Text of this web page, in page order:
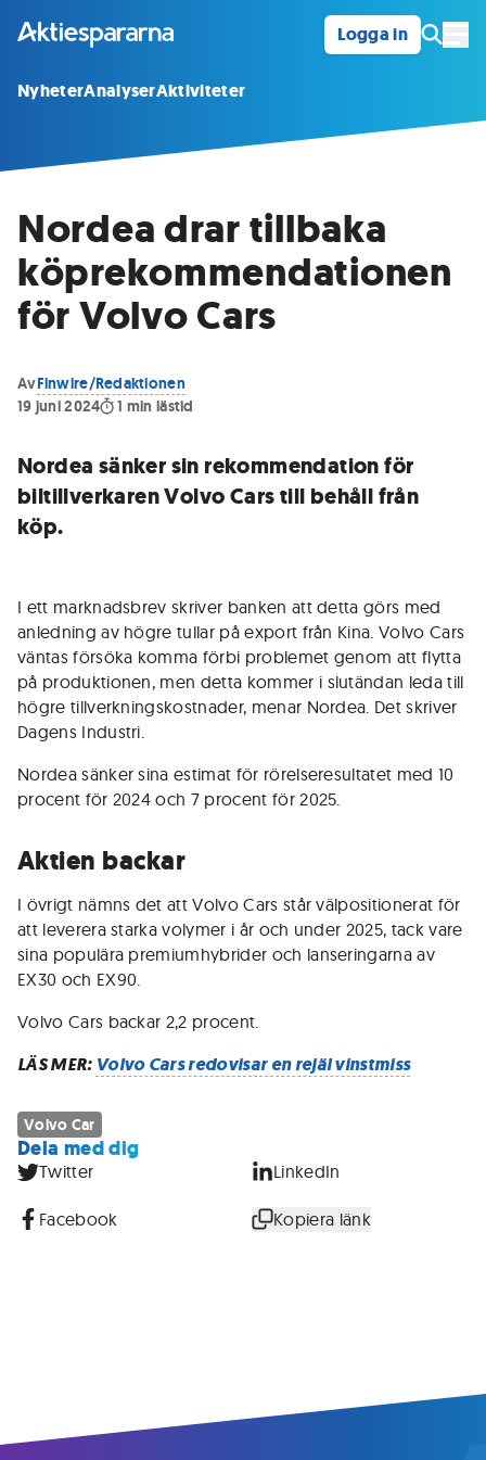
Logga in
NyheterAnalyserAktiviteter
Nordea drar tillbaka
köprekommendationen
för Volvo Cars
AvFinwire/Redaktionen
19 juni 2024
1 min lästid
Nordea sänker sin rekommendation för
biltillverkaren Volvo Cars till behåll från
köp.
I ett marknadsbrev skriver banken att detta görs med
anledning av högre tullar på export från Kina. Volvo Cars
väntas försöka komma förbi problemet genom att flytta
på produktionen, men detta kommer i slutändan leda till
högre tillverkningskostnader, menar Nordea. Det skriver
Dagens Industri.
Nordea sänker sina estimat för rörelseresultatet med 10
procent för 2024 och 7 procent för 2025.
Aktien backar
I övrigt nämns det att Volvo Cars står välpositionerat för
att leverera starka volymer i år och under 2025, tack vare
sina populära premiumhybrider och lanseringarna av
EX30 och EX90.
Volvo Cars backar 2,2 procent.
LÄS MER: Volvo Cars redovisar en rejäl vinstmiss
Volvo Car
Dela med dig
Twitter LinkedIn
Facebook Kopiera länk